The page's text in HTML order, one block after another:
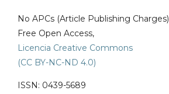
No APCs (Article Publishing Charges)
Free Open Access,
Licencia Creative Commons
(CC BY-NC-ND 4.0)
ISSN: 0439-5689